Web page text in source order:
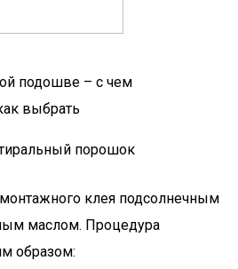
подошве – с чем
выбрать
порошок
клея подсолнечным
маслом. Процедура
образом: